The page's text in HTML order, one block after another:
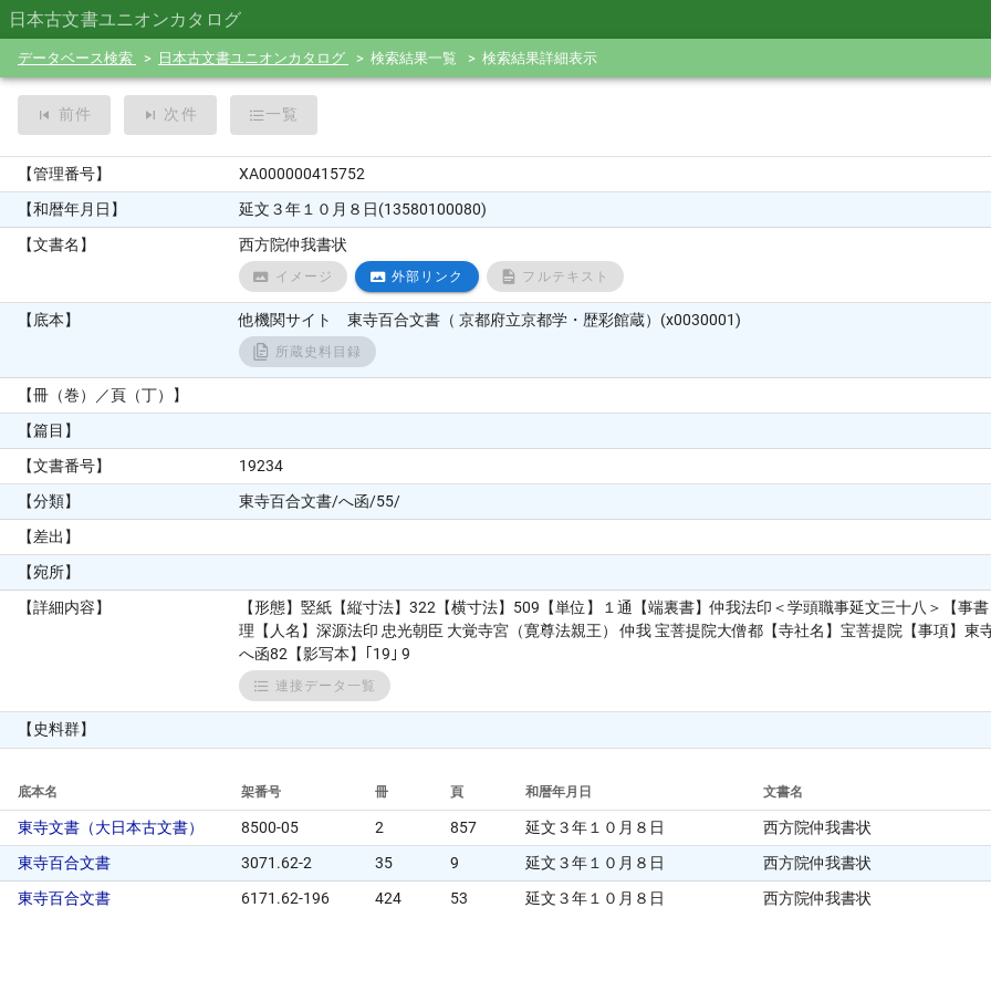
日本古文書ユニオンカタログ
データベース検索 日本古文書ユニオンカタログ 検索結果一覧 検索結果詳細表示
前件 次件 一覧
【管理番号】
XA000000415752
【和暦年月日】
延文３年１０月８日(13580100080)
【文書名】
西方院仲我書状
イメージ 外部リンク フルテキスト
【底本】 他機関サイト 東寺百合文書（ 京都府立京都学・歴彩館蔵）(x0030001)
所蔵史料目録
【冊（巻）／頁（丁）】
【篇目】
【文書番号】
19234
【分類】
東寺百合文書/へ函/55/
【差出】
【宛所】
【詳細内容】
【形態】竪紙【縦寸法】322【横寸法】509【単位】１通【端裏書】仲我法印＜学頭職事延文三十八＞【事
理【人名】深源法印 忠光朝臣 大覚寺宮（寛尊法親王） 仲我 宝菩提院大僧都【寺社名】宝菩提院【事項】
へ函82【影写本】｢19｣ 9
連接データ一覧
【史料群】
底本名 架番号 冊 頁 和暦年月日 文書名
東寺文書（大日本古文書） 8500-05 2 857 延文３年１０月８日
西方院仲我書状
東寺百合文書
3071.62-2 35 9 延文３年１０月８日
西方院仲我書状
東寺百合文書
6171.62-196 424 53 延文３年１０月８日 西方院仲我書状